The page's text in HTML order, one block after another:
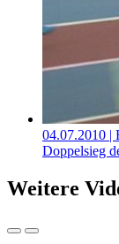
04.07.2010 |
Doppelsieg
Weitere